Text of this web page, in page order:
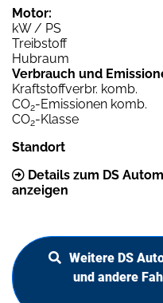
Motor:
kW / PS
Treibstoff
Hubraum
Verbrauch und
Kraftstoffverbr. komb.
CO2-Emissionen komb.
CO2-Klasse
Standort
Details zum DS
anzeigen
Weitere DS
und andere